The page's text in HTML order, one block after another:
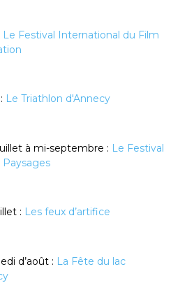
Le Festival International du Film
Le Triathlon d'Annecy
à mi-septembre : Le Festival
: Les feux d’artifice
d’août : La Fête du lac